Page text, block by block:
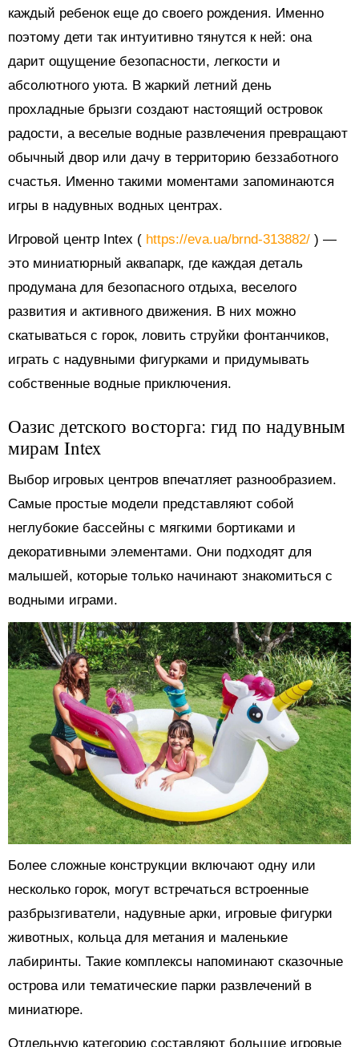
каждый ребенок еще до своего рождения. Именно
поэтому дети так интуитивно тянутся к ней: она
дарит ощущение безопасности, легкости и
абсолютного уюта. В жаркий летний день
прохладные брызги создают настоящий островок
радости, а веселые водные развлечения превращают
обычный двор или дачу в территорию беззаботного
счастья. Именно такими моментами запоминаются
игры в надувных водных центрах.
Игровой центр Intex ( https://eva.ua/brnd-313882/ ) —
это миниатюрный аквапарк, где каждая деталь
продумана для безопасного отдыха, веселого
развития и активного движения. В них можно
скатываться с горок, ловить струйки фонтанчиков,
играть с надувными фигурками и придумывать
собственные водные приключения.
Оазис детского восторга: гид по надувным
мирам Intex
Выбор игровых центров впечатляет разнообразием.
Самые простые модели представляют собой
неглубокие бассейны с мягкими бортиками и
декоративными элементами. Они подходят для
малышей, которые только начинают знакомиться с
водными играми.
Более сложные конструкции включают одну или
несколько горок, могут встречаться встроенные
разбрызгиватели, надувные арки, игровые фигурки
животных, кольца для метания и маленькие
лабиринты. Такие комплексы напоминают сказочные
острова или тематические парки развлечений в
миниатюре.
Отдельную категорию составляют большие игровые